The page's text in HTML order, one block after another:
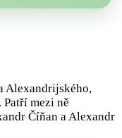
Alexandrijského,
Patří mezi ně
Číňan a Alexandr